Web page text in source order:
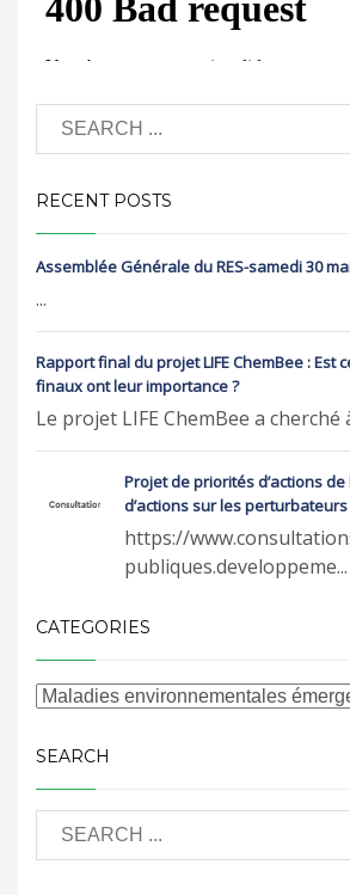
RECENT POSTS
Assemblée Générale du RES-samedi 30
...
Rapport final du projet LIFE ChemBee : Est
finaux ont leur importance ?
Le projet LIFE ChemBee a cherché
Projet de priorités d’actions de
d’actions sur les
https://
publiques.developpeme...
CATEGORIES
SEARCH